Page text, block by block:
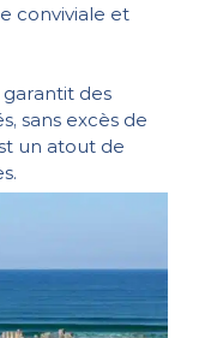
conviviale et
des
sans excès de
un atout de